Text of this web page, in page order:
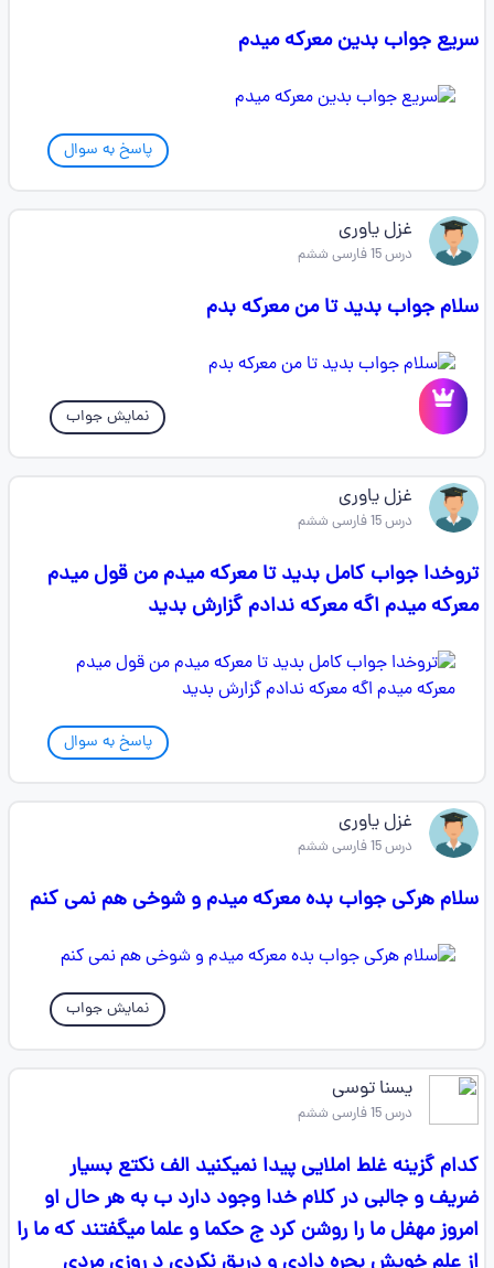
سریع جواب بدین معرکه میدم
پاسخ به سوال
غزل یاوری
درس 15 فارسی ششم
سلام جواب بدید تا من معرکه بدم
نمایش جواب
غزل یاوری
درس 15 فارسی ششم
تروخدا جواب کامل بدید تا معرکه میدم من قول میدم
معرکه میدم اگه معرکه ندادم گزارش بدید
پاسخ به سوال
غزل یاوری
درس 15 فارسی ششم
سلام هرکی جواب بده معرکه میدم و شوخی هم نمی کنم
نمایش جواب
یسنا توسی
درس 15 فارسی ششم
کدام گزینه غلط املایی پیدا نمیکنید الف نکتع بسیار
ضریف و جالبی در کلام خدا وجود دارد ب به هر حال او
امروز مهفل ما را روشن کرد ج حکما و علما میگفتند که ما را